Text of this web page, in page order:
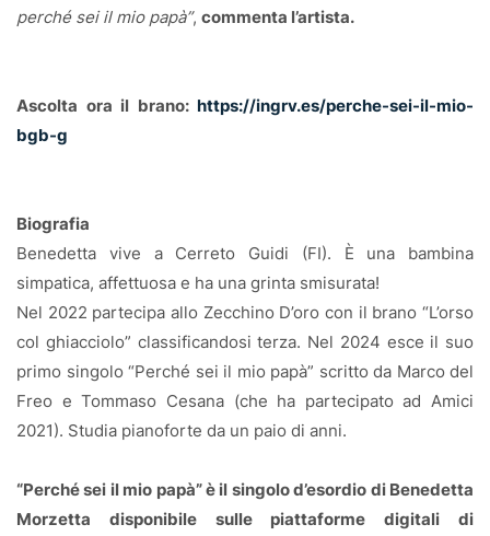
perché sei il mio papà”, commenta l’artista.
Ascolta ora il brano: https://ingrv.es/perche-sei-il-mio-
bgb-g
Biografia
Benedetta vive a Cerreto Guidi (FI). È una bambina
simpatica, affettuosa e ha una grinta smisurata!
Nel 2022 partecipa allo Zecchino D’oro con il brano “L’orso
col ghiacciolo” classificandosi terza. Nel 2024 esce il suo
primo singolo “Perché sei il mio papà” scritto da Marco del
Freo e Tommaso Cesana (che ha partecipato ad Amici
2021). Studia pianoforte da un paio di anni.
“Perché sei il mio papà” è il singolo d’esordio di Benedetta
Morzetta disponibile sulle piattaforme digitali di